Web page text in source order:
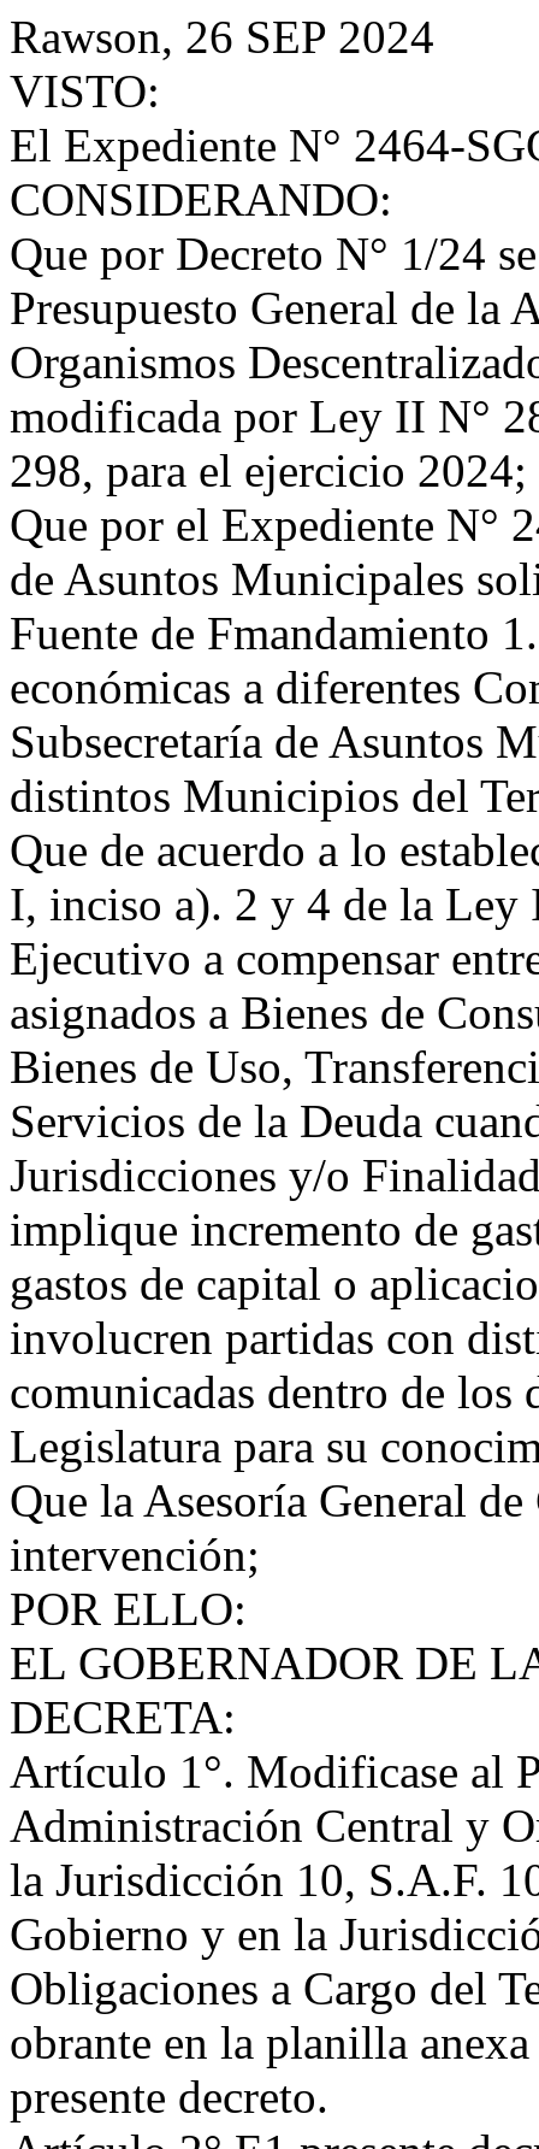
Rawson, 26 SEP 2024
VISTO:
El Expediente N° 2464-
CONSIDERANDO:
Que por Decreto N° 1/24
Presupuesto General de la
Organismos
modificada por Ley II N°
298, para el ejercicio 2024;
Que por el Expediente N°
de Asuntos Municipales
Fuente de Fmandamiento
económicas a diferentes
Subsecretaría de Asuntos
distintos Municipios del
Que de acuerdo a lo
I, inciso a). 2 y 4 de la Ley
Ejecutivo a compensar
asignados a Bienes de
Bienes de Uso,
Servicios de la Deuda
Jurisdicciones y/o
implique incremento de
gastos de capital o
involucren partidas con
comunicadas dentro de
Legislatura para su
Que la Asesoría General
intervención;
POR ELLO:
EL GOBERNADOR DE
DECRETA:
Artículo 1°. Modificase al
Administración Central y
la Jurisdicción 10, S.A.F.
Gobierno y en la
Obligaciones a Cargo del
obrante en la planilla
presente decreto.